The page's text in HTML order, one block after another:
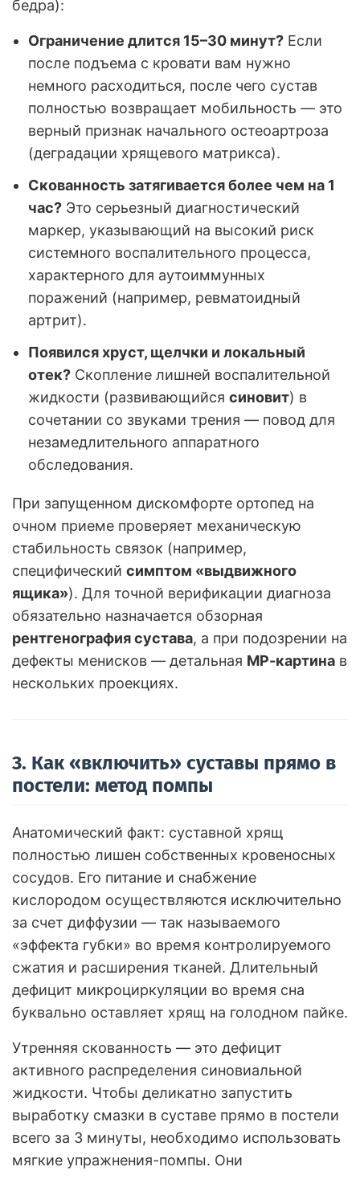
бедра):
Ограничение длится 15–30 минут? Если
после подъема с кровати вам нужно
немного расходиться, после чего сустав
полностью возвращает мобильность — это
верный признак начального остеоартроза
(деградации хрящевого матрикса).
Скованность затягивается более чем на 1
час? Это серьезный диагностический
маркер, указывающий на высокий риск
системного воспалительного процесса,
характерного для аутоиммунных
поражений (например, ревматоидный
артрит).
Появился хруст, щелчки и локальный
отек? Скопление лишней воспалительной
жидкости (развивающийся синовит) в
сочетании со звуками трения — повод для
незамедлительного аппаратного
обследования.
При запущенном дискомфорте ортопед на
очном приеме проверяет механическую
стабильность связок (например,
специфический симптом «выдвижного
ящика»). Для точной верификации диагноза
обязательно назначается обзорная
рентгенография сустава, а при подозрении на
дефекты менисков — детальная МР-картина в
нескольких проекциях.
3. Как «включить» суставы прямо в
постели: метод помпы
Анатомический факт: суставной хрящ
полностью лишен собственных кровеносных
сосудов. Его питание и снабжение
кислородом осуществляются исключительно
за счет диффузии — так называемого
«эффекта губки» во время контролируемого
сжатия и расширения тканей. Длительный
дефицит микроциркуляции во время сна
буквально оставляет хрящ на голодном пайке.
Утренняя скованность — это дефицит
активного распределения синовиальной
жидкости. Чтобы деликатно запустить
выработку смазки в суставе прямо в постели
всего за 3 минуты, необходимо использовать
мягкие упражнения-помпы. Они